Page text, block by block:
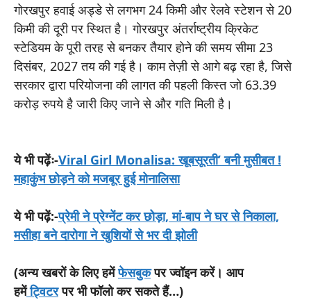
गोरखपुर हवाई अड्डे से लगभग 24 किमी और रेलवे स्टेशन से 20
किमी की दूरी पर स्थित है। गोरखपुर अंतर्राष्ट्रीय क्रिकेट
स्टेडियम के पूरी तरह से बनकर तैयार होने की समय सीमा 23
दिसंबर, 2027 तय की गई है। काम तेज़ी से आगे बढ़ रहा है, जिसे
सरकार द्वारा परियोजना की लागत की पहली किस्त जो 63.39
करोड़ रुपये है जारी किए जाने से और गति मिली है।
ये भी पढ़ेंः-Viral Girl Monalisa: खूबसूरती’ बनी मुसीबत !
महाकुंभ छोड़ने को मजबूर हुई मोनालिसा
ये भी पढ़ें:-प्रेमी ने प्रेग्नेंट कर छोड़ा, मां-बाप ने घर से निकाला,
मसीहा बने दारोगा ने खुशियों से भर दी झोली
(अन्य खबरों के लिए हमेंफेसबुकपर ज्वॉइन करें। आप
हमेंट्विटरपर भी फॉलो कर सकते हैं…)